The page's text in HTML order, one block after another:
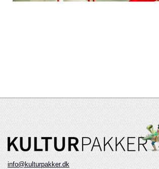
info@kulturpakker.dk